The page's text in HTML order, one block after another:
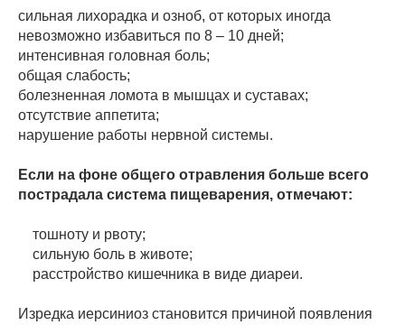
сильная лихорадка и озноб, от которых иногда
невозможно избавиться по 8 – 10 дней;
интенсивная головная боль;
общая слабость;
болезненная ломота в мышцах и суставах;
отсутствие аппетита;
нарушение работы нервной системы.
Если на фоне общего отравления больше всего
пострадала система пищеварения, отмечают:
тошноту и рвоту;
сильную боль в животе;
расстройство кишечника в виде диареи.
Изредка иерсиниоз становится причиной появления